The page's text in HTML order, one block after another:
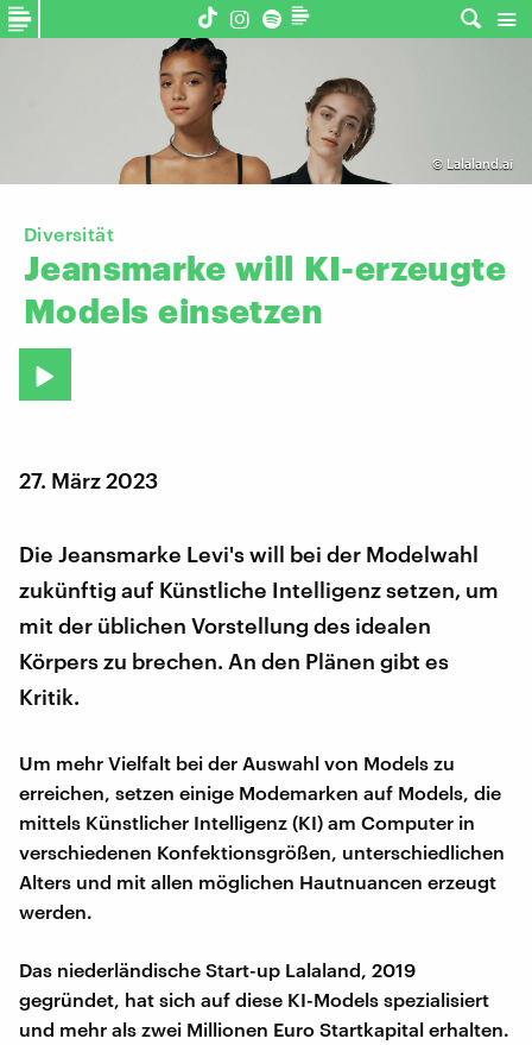
© Lalaland.ai
Diversität
Jeansmarke will KI-erzeugte
Models einsetzen
27. März 2023
Die Jeansmarke Levi's will bei der Modelwahl
zukünftig auf Künstliche Intelligenz setzen, um
mit der üblichen Vorstellung des idealen
Körpers zu brechen. An den Plänen gibt es
Kritik.
Um mehr Vielfalt bei der Auswahl von Models zu
erreichen, setzen einige Modemarken auf Models, die
mittels Künstlicher Intelligenz (KI) am Computer in
verschiedenen Konfektionsgrößen, unterschiedlichen
Alters und mit allen möglichen Hautnuancen erzeugt
werden.
Das niederländische Start-up Lalaland, 2019
gegründet, hat sich auf diese KI-Models spezialisiert
und mehr als zwei Millionen Euro Startkapital erhalten.